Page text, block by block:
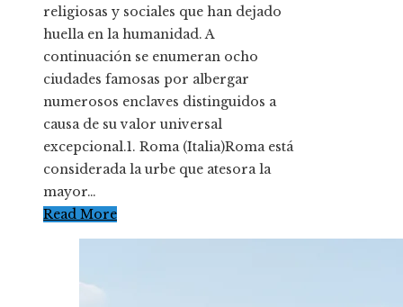
religiosas y sociales que han dejado
huella en la humanidad. A
continuación se enumeran ocho
ciudades famosas por albergar
numerosos enclaves distinguidos a
causa de su valor universal
excepcional.1. Roma (Italia)Roma está
considerada la urbe que atesora la
mayor…
Read More